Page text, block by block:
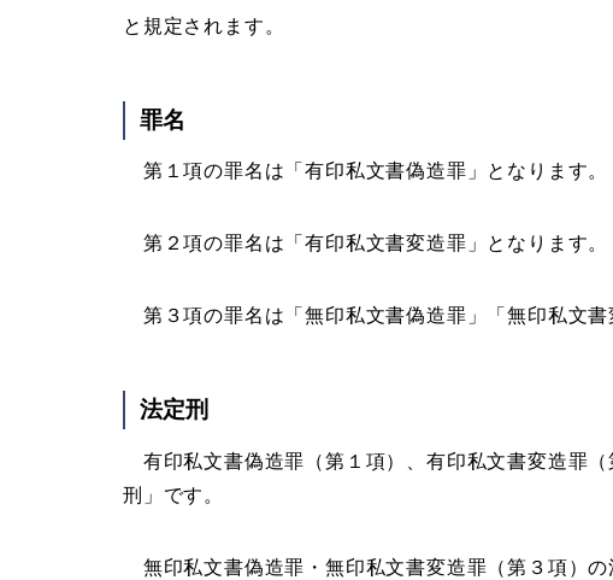
と規定されます。
罪名
第１項の罪名は「有印私文書偽造罪」となります。
第２項の罪名は「有印私文書変造罪」となります。
第３項の罪名は「無印私文書偽造罪」「無印私文書
法定刑
有印私文書偽造罪（第１項）、有印私文書変造罪
刑」です。
無印私文書偽造罪・無印私文書変造罪（第３項）